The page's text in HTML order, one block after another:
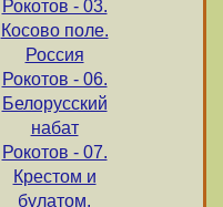
Рокотов - 03.
Косово поле.
Россия
Рокотов - 06.
Белорусский
набат
Рокотов - 07.
Крестом и
булатом.